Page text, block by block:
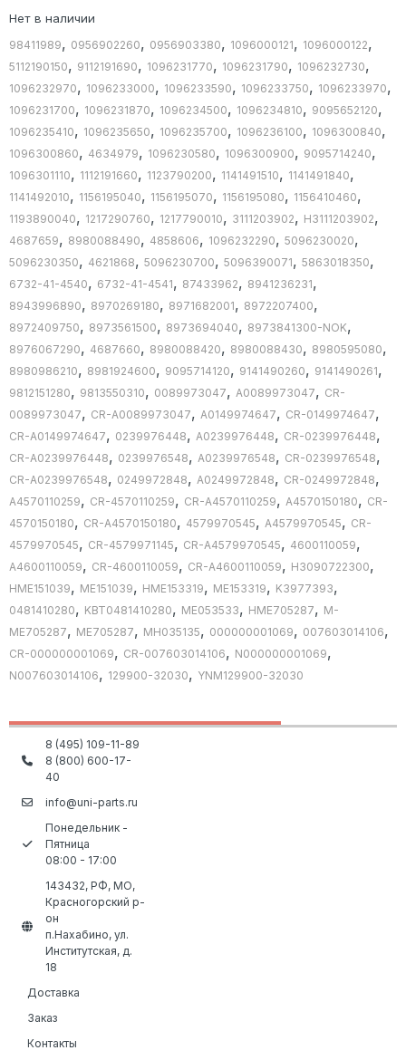
Нет в наличии
98411989, 0956902260, 0956903380, 1096000121, 1096000122,
5112190150, 9112191690, 1096231770, 1096231790, 1096232730,
1096232970, 1096233000, 1096233590, 1096233750, 1096233970,
1096231700, 1096231870, 1096234500, 1096234810, 9095652120,
1096235410, 1096235650, 1096235700, 1096236100, 1096300840,
1096300860, 4634979, 1096230580, 1096300900, 9095714240,
1096301110, 1112191660, 1123790200, 1141491510, 1141491840,
1141492010, 1156195040, 1156195070, 1156195080, 1156410460,
1193890040, 1217290760, 1217790010, 3111203902, H3111203902,
4687659, 8980088490, 4858606, 1096232290, 5096230020,
5096230350, 4621868, 5096230700, 5096390071, 5863018350,
6732-41-4540, 6732-41-4541, 87433962, 8941236231,
8943996890, 8970269180, 8971682001, 8972207400,
8972409750, 8973561500, 8973694040, 8973841300-NOK,
8976067290, 4687660, 8980088420, 8980088430, 8980595080,
8980986210, 8981924600, 9095714120, 9141490260, 9141490261,
9812151280, 9813550310, 0089973047, A0089973047, CR-
0089973047, CR-A0089973047, A0149974647, CR-0149974647,
CR-A0149974647, 0239976448, A0239976448, CR-0239976448,
CR-A0239976448, 0239976548, A0239976548, CR-0239976548,
CR-A0239976548, 0249972848, A0249972848, CR-0249972848,
A4570110259, CR-4570110259, CR-A4570110259, A4570150180, CR-
4570150180, CR-A4570150180, 4579970545, A4579970545, CR-
4579970545, CR-4579971145, CR-A4579970545, 4600110059,
A4600110059, CR-4600110059, CR-A4600110059, H3090722300,
HME151039, ME151039, HME153319, ME153319, K3977393,
0481410280, KBT0481410280, ME053533, HME705287, M-
ME705287, ME705287, MH035135, 000000001069, 007603014106,
CR-000000001069, CR-007603014106, N000000001069,
N007603014106, 129900-32030, YNM129900-32030
8 (495) 109-11-89
8 (800) 600-17-
40
info@uni-parts.ru
Понедельник -
Пятница
08:00 - 17:00
143432, РФ, МО,
Красногорский р-
он
п.Нахабино, ул.
Институтская, д.
18
Доставка
Заказ
Контакты